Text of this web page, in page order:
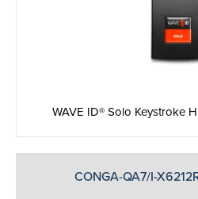
WAVE ID® Solo Keystroke
CONGA-QA7/I-